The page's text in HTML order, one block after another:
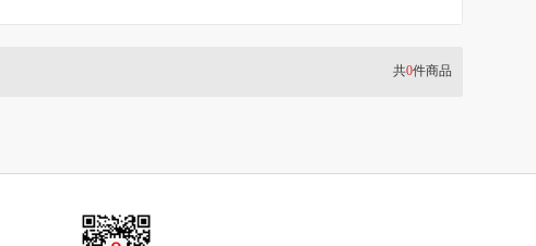
共0件商品